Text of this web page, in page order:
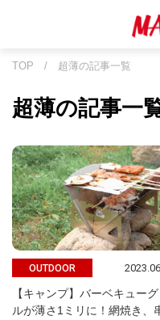
TOP / 超薄の記事一覧
超薄の記事一
OUTDOOR
【キャンプ】バーベキューグ
ルが薄さ1ミリに！網焼き、